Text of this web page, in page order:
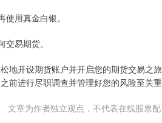
用真金白银。
易期货。
地开设期货账户并开启您的期货交易之
前进行尽职调查并管理好您的风险至关重
文章为作者独立观点，不代表在线股票